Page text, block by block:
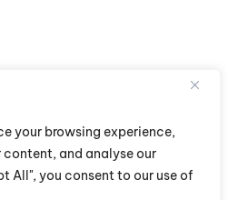
your browsing experience,
content, and analyse our
All", you consent to our use of